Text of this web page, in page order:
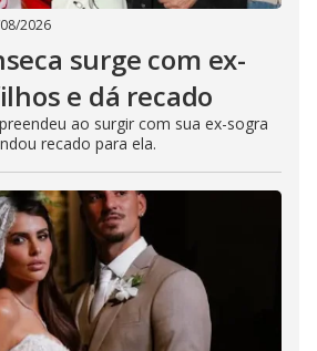
2026
surge com ex-
e dá recado
ao surgir com sua ex-sogra
recado para ela.